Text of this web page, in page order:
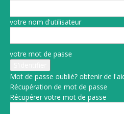
votre nom d'utilisateur
votre mot de passe
Mot de passe oublié? obtenir de
Récupération de mot de passe
Récupérer votre mot de passe